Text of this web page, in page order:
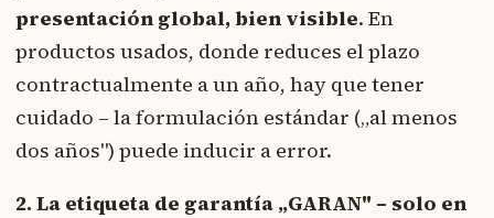
presentación global, bien visible. En
productos usados, donde reduces el plazo
contractualmente a un año, hay que tener
cuidado – la formulación estándar („al menos
dos años") puede inducir a error.
2. La etiqueta de garantía „GARAN" – solo en